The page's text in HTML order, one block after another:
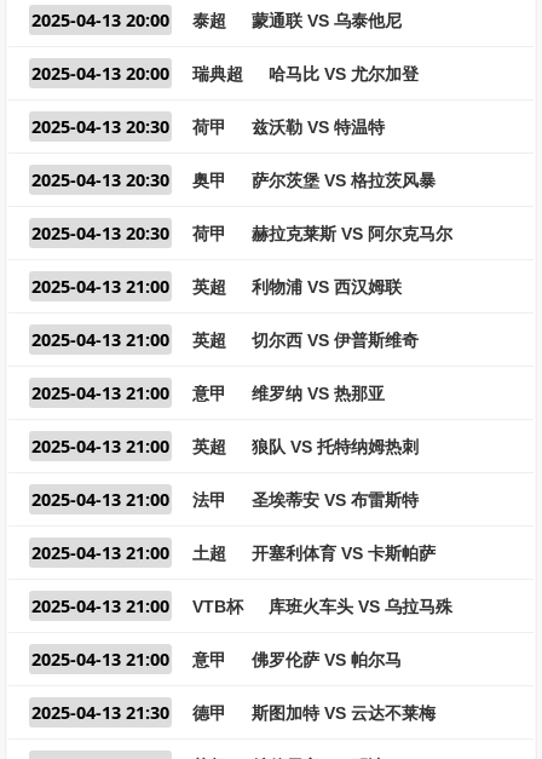
2025-04-13 20:00 泰超 蒙通联 VS 乌泰他尼
2025-04-13 20:00 瑞典超 哈马比 VS 尤尔加登
2025-04-13 20:30 荷甲 兹沃勒 VS 特温特
2025-04-13 20:30 奥甲 萨尔茨堡 VS 格拉茨风暴
2025-04-13 20:30 荷甲 赫拉克莱斯 VS 阿尔克马尔
2025-04-13 21:00 英超 利物浦 VS 西汉姆联
2025-04-13 21:00 英超 切尔西 VS 伊普斯维奇
2025-04-13 21:00 意甲 维罗纳 VS 热那亚
2025-04-13 21:00 英超 狼队 VS 托特纳姆热刺
2025-04-13 21:00 法甲 圣埃蒂安 VS 布雷斯特
2025-04-13 21:00 土超 开塞利体育 VS 卡斯帕萨
2025-04-13 21:00 VTB杯 库班火车头 VS 乌拉马殊
2025-04-13 21:00 意甲 佛罗伦萨 VS 帕尔马
2025-04-13 21:30 德甲 斯图加特 VS 云达不莱梅